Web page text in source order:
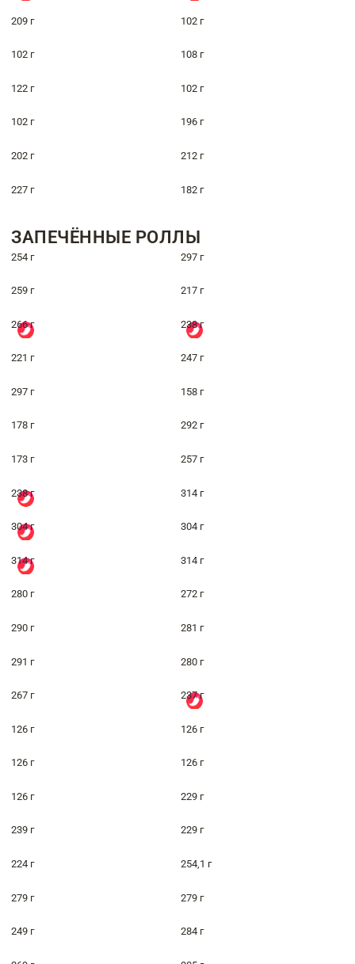
209 г 102 г
102 г 108 г
122 г 102 г
102 г 196 г
202 г 212 г
227 г 182 г
ЗАПЕЧЁННЫЕ РОЛЛЫ
254 г 297 г
259 г 217 г
266 г 238 г
221 г 247 г
297 г 158 г
178 г 292 г
173 г 257 г
238 г 314 г
304 г 304 г
314 г 314 г
280 г 272 г
290 г 281 г
291 г 280 г
267 г 237 г
126 г 126 г
126 г 126 г
126 г 229 г
239 г 229 г
224 г 254,1 г
279 г 279 г
249 г 284 г